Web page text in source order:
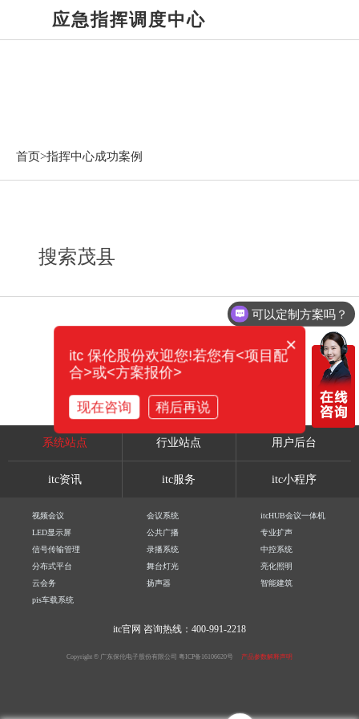
应急指挥调度中心
首页>指挥中心成功案例
搜索茂县
系统站点 行业站点 用户后台
itc资讯 itc服务 itc小程序
视频会议 会议系统
itcHUB会议一体机
LED显示屏
公共广播
专业扩声
信号传输管理
录播系统
中控系统
分布式平台
舞台灯光
亮化照明
云会务
扬声器
智能建筑
pis车载系统
itc官网 咨询热线：400-991-2218
Copyright © 广东保伦电子股份有限公司 粤ICP备16106620号 产品参数解释声明
可以定制方案吗？
×
itc 保伦股份欢迎您!若您有<项目配
合>或<方案报价>
现在咨询 稍后再说